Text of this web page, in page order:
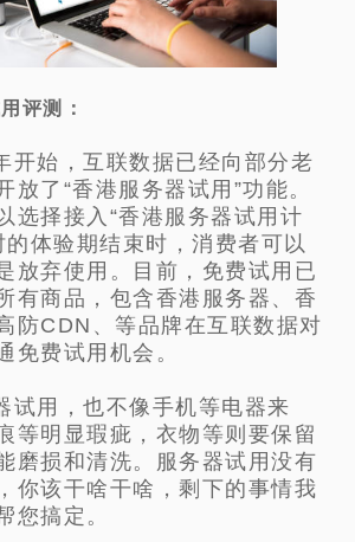
评测：
开始，互联数据已经向部分老
放了“香港服务器试用”功能。
选择接入“香港服务器试用计
的体验期结束时，消费者可以
放弃使用。 目前，免费试用已
有商品，包含香港服务器、香
防CDN、等品牌在互联数据对
免费试用机会。
试用，也不像手机等电器来
等明显瑕疵，衣物等则要保留
磨损和清洗。服务器试用没有
你该干啥干啥，剩下的事情我
您搞定。